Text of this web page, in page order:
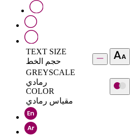
TEXT SIZE
حجم الخط
GREYSCALE
رمادي
COLOR
مقياس رمادي